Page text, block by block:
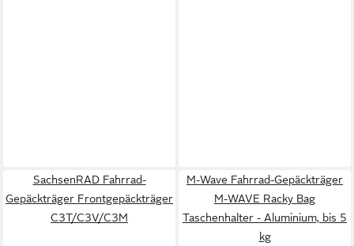
SachsenRAD Fahrrad-
Gepäckträger Frontgepäckträger
C3T/C3V/C3M
M-Wave Fahrrad-Gepäckträger
M-WAVE Racky Bag
Taschenhalter - Aluminium, bis 5
kg